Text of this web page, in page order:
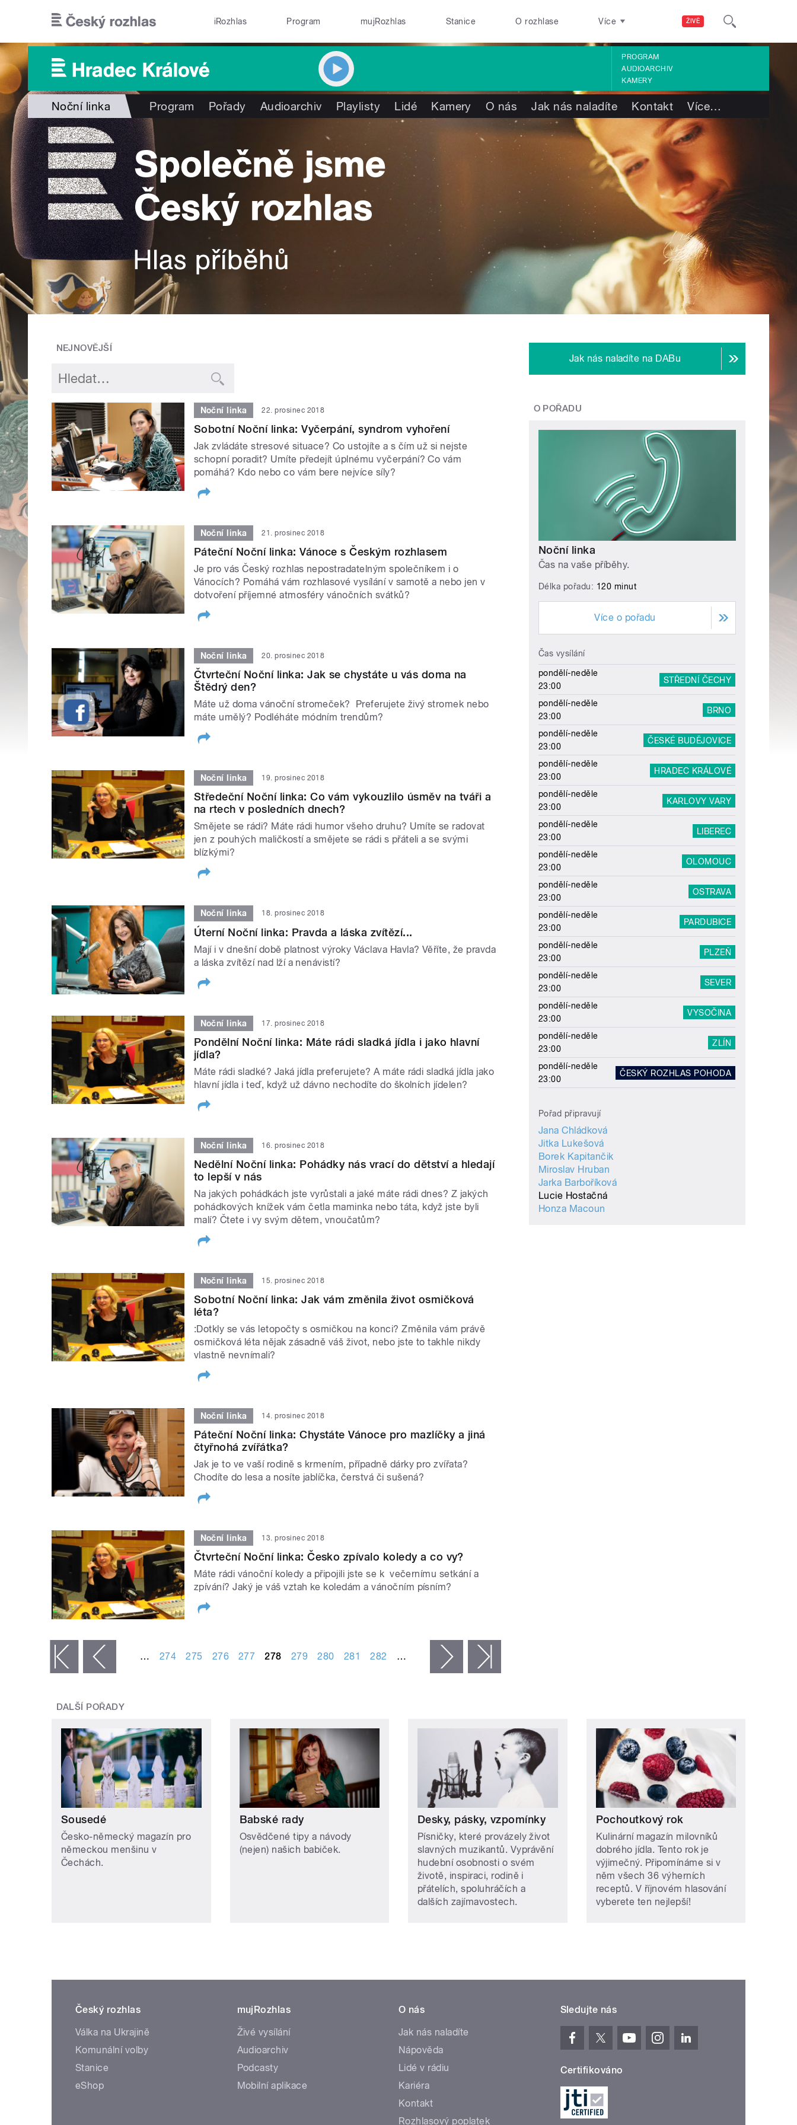
ŽIVĚ
iRozhlas Program mujRozhlas Stanice O rozhlase Více
PROGRAM
AUDIOARCHIV
KAMERY
Noční linka Program Pořady Audioarchiv Playlisty Lidé Kamery O nás Jak nás naladíte Kontakt Více…
NEJNOVĚJŠÍ
Noční linka 22. prosinec 2018
Sobotní Noční linka: Vyčerpání, syndrom vyhoření
Jak zvládáte stresové situace? Co ustojíte a s čím už si nejste
schopní poradit? Umíte předejít úplnému vyčerpání? Co vám
pomáhá? Kdo nebo co vám bere nejvíce síly?
Noční linka 21. prosinec 2018
Páteční Noční linka: Vánoce s Českým rozhlasem
Je pro vás Český rozhlas nepostradatelným společníkem i o
Vánocích? Pomáhá vám rozhlasové vysílání v samotě a nebo jen v
dotvoření příjemné atmosféry vánočních svátků?
Noční linka 20. prosinec 2018
Čtvrteční Noční linka: Jak se chystáte u vás doma na
Štědrý den?
Máte už doma vánoční stromeček? Preferujete živý stromek nebo
máte umělý? Podléháte módním trendům?
Noční linka 19. prosinec 2018
Středeční Noční linka: Co vám vykouzlilo úsměv na tváři a
na rtech v posledních dnech?
Smějete se rádi? Máte rádi humor všeho druhu? Umíte se radovat
jen z pouhých maličkostí a smějete se rádi s přáteli a se svými
blízkými?
Noční linka 18. prosinec 2018
Úterní Noční linka: Pravda a láska zvítězí...
Mají i v dnešní době platnost výroky Václava Havla? Věříte, že pravda
a láska zvítězí nad lží a nenávistí?
Noční linka 17. prosinec 2018
Pondělní Noční linka: Máte rádi sladká jídla i jako hlavní
jídla?
Máte rádi sladké? Jaká jídla preferujete? A máte rádi sladká jídla jako
hlavní jídla i teď, když už dávno nechodíte do školních jídelen?
Noční linka 16. prosinec 2018
Nedělní Noční linka: Pohádky nás vrací do dětství a hledají
to lepší v nás
Na jakých pohádkách jste vyrůstali a jaké máte rádi dnes? Z jakých
pohádkových knížek vám četla maminka nebo táta, když jste byli
malí? Čtete i vy svým dětem, vnoučatům?
Noční linka 15. prosinec 2018
Sobotní Noční linka: Jak vám změnila život osmičková
léta?
:Dotkly se vás letopočty s osmičkou na konci? Změnila vám právě
osmičková léta nějak zásadně váš život, nebo jste to takhle nikdy
vlastně nevnímali?
Noční linka 14. prosinec 2018
Páteční Noční linka: Chystáte Vánoce pro mazlíčky a jiná
čtyřnohá zvířátka?
Jak je to ve vaší rodině s krmením, případně dárky pro zvířata?
Chodíte do lesa a nosíte jablíčka, čerstvá či sušená?
Noční linka 13. prosinec 2018
Čtvrteční Noční linka: Česko zpívalo koledy a co vy?
Máte rádi vánoční koledy a připojili jste se k večernímu setkání a
zpívání? Jaký je váš vztah ke koledám a vánočním písním?
‹ předchozí … 274 275 276 277 278 279 280 281 282 … následující ›
Jak nás naladíte na DABu
O POŘADU
Noční linka
Čas na vaše příběhy.
Délka pořadu: 120 minut
Více o pořadu
Čas vysílání
pondělí-neděle
23:00
STŘEDNÍ ČECHY
pondělí-neděle
23:00
BRNO
pondělí-neděle
23:00
ČESKÉ BUDĚJOVICE
pondělí-neděle
23:00
HRADEC KRÁLOVÉ
pondělí-neděle
23:00
KARLOVY VARY
pondělí-neděle
23:00
LIBEREC
pondělí-neděle
23:00
OLOMOUC
pondělí-neděle
23:00
OSTRAVA
pondělí-neděle
23:00
PARDUBICE
pondělí-neděle
23:00
PLZEŇ
pondělí-neděle
23:00
SEVER
pondělí-neděle
23:00
VYSOČINA
pondělí-neděle
23:00
ZLÍN
pondělí-neděle
23:00
ČESKÝ ROZHLAS POHODA
Pořad připravují
Jana Chládková
Jitka Lukešová
Borek Kapitančik
Miroslav Hruban
Jarka Barboříková
Lucie Hostačná
Honza Macoun
DALŠÍ POŘADY
Sousedé
Česko-německý magazín pro
německou menšinu v
Čechách.
Babské rady
Osvědčené tipy a návody
(nejen) našich babiček.
Desky, pásky, vzpomínky
Písničky, které provázely život
slavných muzikantů. Vyprávění
hudební osobnosti o svém
životě, inspiraci, rodině i
přátelích, spoluhráčích a
dalších zajímavostech.
Pochoutkový rok
Kulinární magazín milovníků
dobrého jídla. Tento rok je
výjimečný. Připomínáme si v
něm všech 36 výherních
receptů. V říjnovém hlasování
vyberete ten nejlepší!
Český rozhlas
Válka na Ukrajině
Komunální volby
Stanice
eShop
mujRozhlas
Živé vysílání
Audioarchiv
Podcasty
Mobilní aplikace
O nás
Jak nás naladíte
Nápověda
Lidé v rádiu
Kariéra
Kontakt
Rozhlasový poplatek
Sledujte nás
Certifikováno